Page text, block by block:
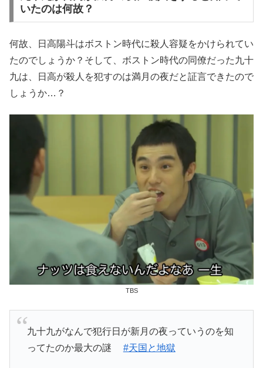
いたのは何故？
何故、日高陽斗はボストン時代に殺人容疑をかけられてい
たのでしょうか？そして、ボストン時代の同僚だった九十
九は、日高が殺人を犯すのは満月の夜だと証言できたので
しょうか…？
TBS
九十九がなんで犯行日が新月の夜っていうのを知
ってたのか最大の謎 #天国と地獄